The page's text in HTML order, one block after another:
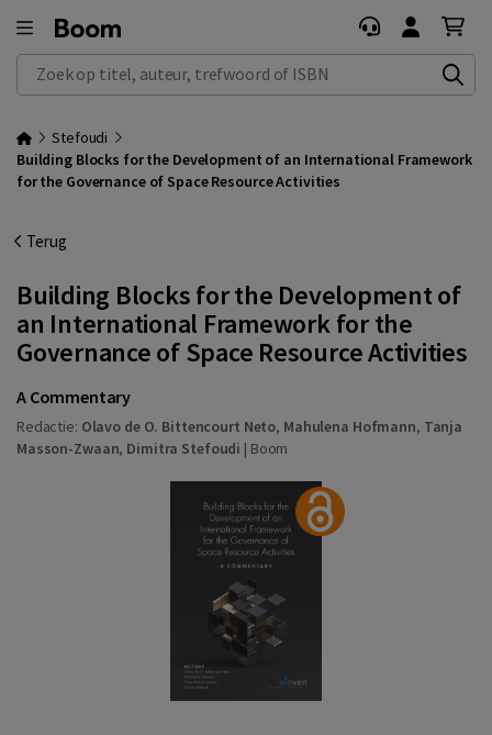
Zoek op titel, auteur, trefwoord of ISBN
Stefoudi
Building Blocks for the Development of an International Framework
for the Governance of Space Resource Activities
Terug
Building Blocks for the Development of
an International Framework for the
Governance of Space Resource Activities
A Commentary
Redactie: Olavo de O. Bittencourt Neto, Mahulena Hofmann, Tanja
Masson-Zwaan, Dimitra Stefoudi | Boom